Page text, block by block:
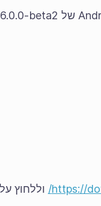
https:// וללחוץ